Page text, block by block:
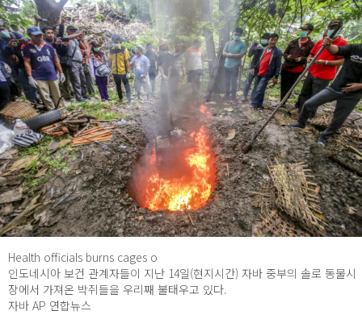
Health officials burns cages o
인도네시아 보건 관계자들이 지난 14일(현지시간) 자바 중부의 솔로 동물시
장에서 가져온 박쥐들을 우리째 불태우고 있다.
자바 AP 연합뉴스